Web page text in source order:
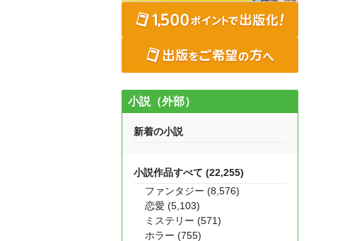
小説（外部）
新着の小説
小説作品すべて (22,255)
ファンタジー (8,576)
恋愛 (5,103)
ミステリー (571)
ホラー (755)